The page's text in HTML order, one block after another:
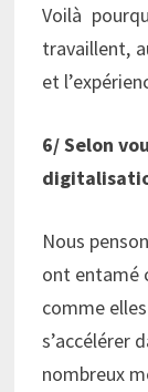
Voilà
travaillent,
et
6/ Selon
Nous
ont entamé
comme
s’accélérer
nombreux